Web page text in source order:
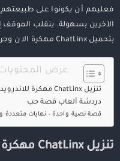
فعليهم أن يكونوا على طبيعتهم
الآخرين بسهولة. ينقلب الموقف
بتحميل ChatLinx مهكرة الان وجربها
عرض المحتويات
تنزيل ChatLinx مهكرة للاندرويد
دردشة ألعاب قصة حب
قصة نصية واحدة – نهايات متعددة
تنزيل ChatLinx مهكرة للاندرويد